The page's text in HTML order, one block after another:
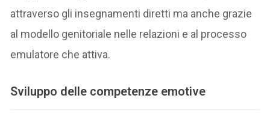
attraverso gli insegnamenti diretti ma anche grazie
al modello genitoriale nelle relazioni e al processo
emulatore che attiva.
Sviluppo delle competenze emotive